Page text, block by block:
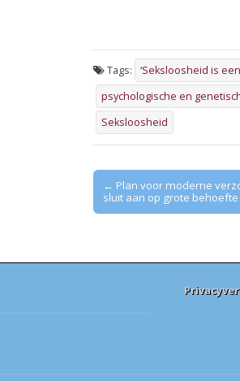
Tags:
‘Seksloosheid is
psychologische en
Seksloosheid
Post
navigation
← Plan voor moderne
sluit aan op grote behoefte